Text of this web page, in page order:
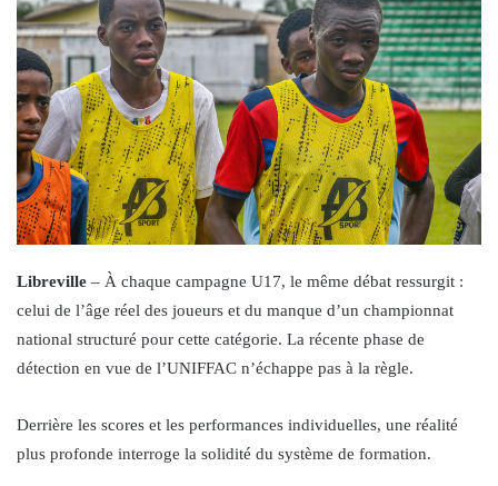
Libreville – À chaque campagne U17, le même débat ressurgit :
celui de l’âge réel des joueurs et du manque d’un championnat
national structuré pour cette catégorie. La récente phase de
détection en vue de l’UNIFFAC n’échappe pas à la règle.
Derrière les scores et les performances individuelles, une réalité
plus profonde interroge la solidité du système de formation.